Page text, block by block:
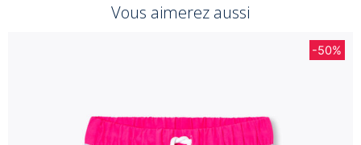
Vous aimerez aussi
-50%